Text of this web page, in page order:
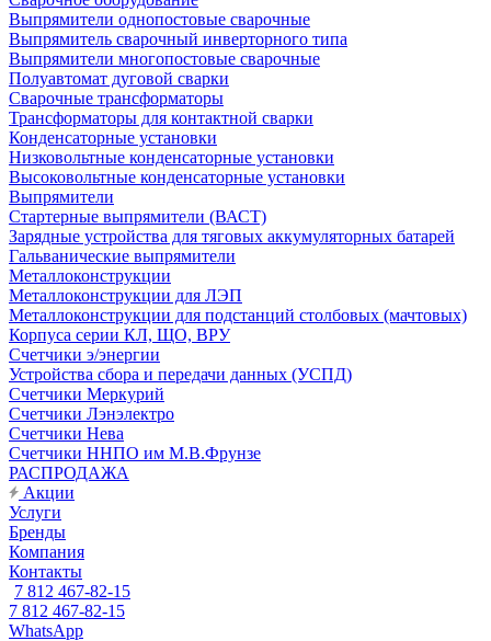
Выпрямители однопостовые сварочные
Выпрямитель сварочный инверторного типа
Выпрямители многопостовые сварочные
Полуавтомат дуговой сварки
Сварочные трансформаторы
Трансформаторы для контактной сварки
Конденсаторные установки
Низковольтные конденсаторные установки
Высоковольтные конденсаторные установки
Выпрямители
Стартерные выпрямители (ВАСТ)
Зарядные устройства для тяговых аккумуляторных батарей
Гальванические выпрямители
Металлоконструкции
Металлоконструкции для ЛЭП
Металлоконструкции для подстанций столбовых (мачтовых)
Корпуса серии КЛ, ЩО, ВРУ
Счетчики э/энергии
Устройства сбора и передачи данных (УСПД)
Счетчики Меркурий
Счетчики Лэнэлектро
Счетчики Нева
Счетчики ННПО им М.В.Фрунзе
РАСПРОДАЖА
Акции
Услуги
Бренды
Компания
Контакты
7 812 467-82-15
7 812 467-82-15
WhatsApp